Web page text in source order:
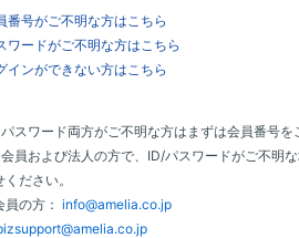
番号がご不明な方はこちら
ワードがご不明な方はこちら
インができない方はこちら
スワード両方がご不明な方はまずは会員番号を
員および法人の方で、ID/パスワードがご不明
ださい。
の方： info@amelia.co.jp